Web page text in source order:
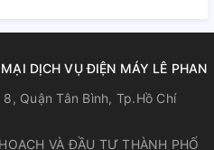
DỊCH VỤ ĐIỆN MÁY LÊ PHAN
Quận Tân Bình, Tp.Hồ Chí
VÀ ĐẦU TƯ THÀNH PHỐ